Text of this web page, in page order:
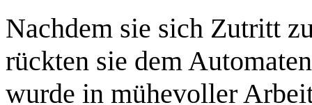
Nachdem sie sich Zutritt
rückten sie dem
wurde in mühevoller